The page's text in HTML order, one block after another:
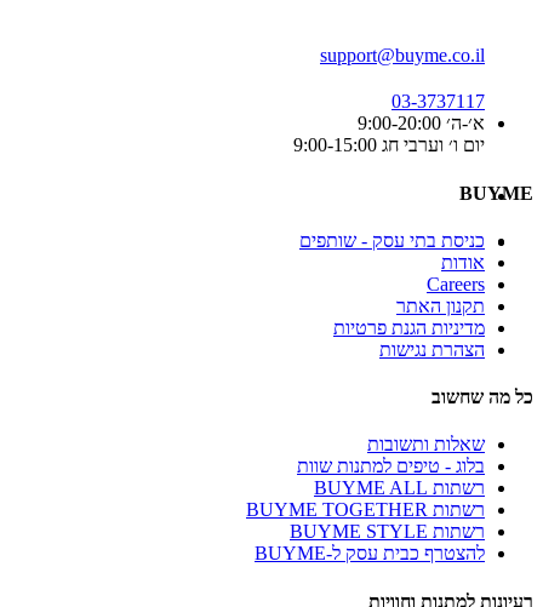
support@buyme.co.il
03-3737117
א׳-ה׳ 9:00-20:00
יום ו׳ וערבי חג 9:00-15:00
BUYME
כניסת בתי עסק - שותפים
אודות
Careers
תקנון האתר
מדיניות הגנת פרטיות
הצהרת נגישות
כל מה שחשוב
שאלות ותשובות
בלוג - טיפים למתנות שוות
רשתות BUYME ALL
רשתות BUYME TOGETHER
רשתות BUYME STYLE
להצטרף כבית עסק ל-BUYME
רעיונות למתנות וחוויות